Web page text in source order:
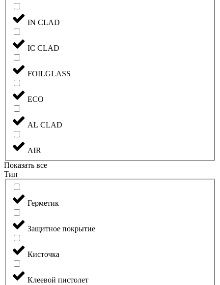
IN CLAD
IC CLAD
FOILGLASS
ECO
AL CLAD
AIR
Показать все
Тип
Герметик
Защитное покрытие
Кисточка
Клеевой пистолет